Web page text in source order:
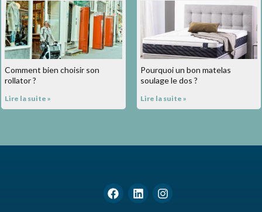
Comment bien choisir son
rollator ?
Lire la suite »
Pourquoi un bon matelas
soulage le dos ?
Lire la suite »